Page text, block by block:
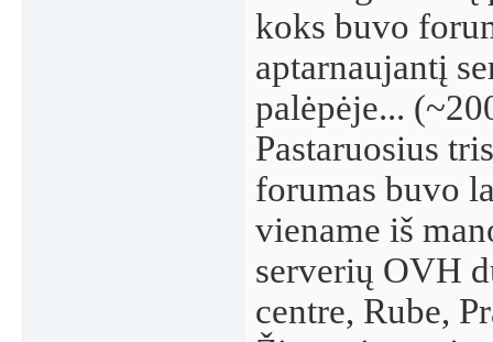
koks buvo
aptarnaujantį
palėpėje...
Pastaruosius
forumas buvo
viename iš
serverių OVH
centre, Rube,